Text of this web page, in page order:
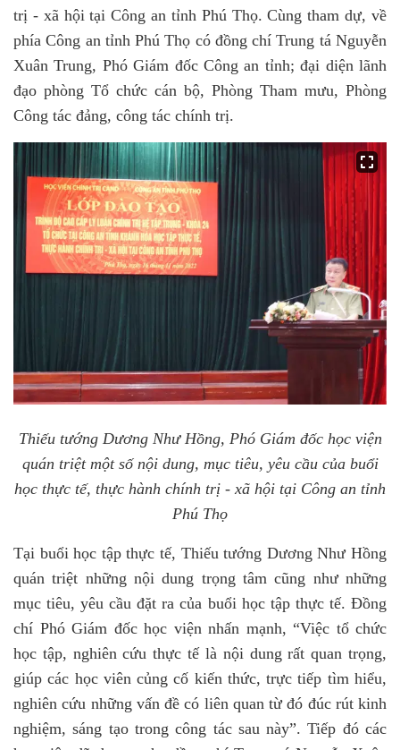
trị - xã hội tại Công an tỉnh Phú Thọ. Cùng tham dự, về
phía Công an tỉnh Phú Thọ có đồng chí Trung tá Nguyễn
Xuân Trung, Phó Giám đốc Công an tỉnh; đại diện lãnh
đạo phòng Tổ chức cán bộ, Phòng Tham mưu, Phòng
Công tác đảng, công tác chính trị.
Thiếu tướng Dương Như Hồng, Phó Giám đốc học viện
quán triệt một số nội dung, mục tiêu, yêu cầu của buổi
học thực tế, thực hành chính trị - xã hội tại Công an tỉnh
Phú Thọ
Tại buổi học tập thực tế, Thiếu tướng Dương Như Hồng
quán triệt những nội dung trọng tâm cũng như những
mục tiêu, yêu cầu đặt ra của buổi học tập thực tế. Đồng
chí Phó Giám đốc học viện nhấn mạnh, “Việc tổ chức
học tập, nghiên cứu thực tế là nội dung rất quan trọng,
giúp các học viên củng cố kiến thức, trực tiếp tìm hiểu,
nghiên cứu những vấn đề có liên quan từ đó đúc rút kinh
nghiệm, sáng tạo trong công tác sau này”. Tiếp đó các